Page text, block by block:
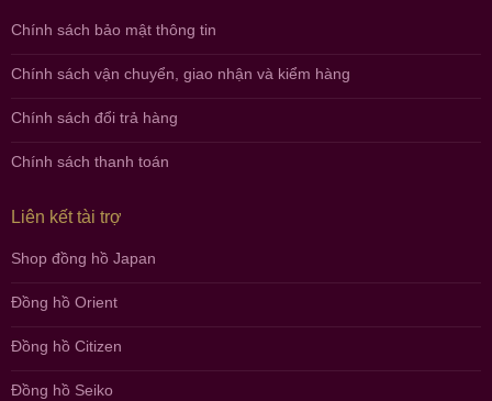
Chính sách bảo mật thông tin
Chính sách vận chuyển, giao nhận và kiểm hàng
Chính sách đổi trả hàng
Chính sách thanh toán
Liên kết tài trợ
Shop đồng hồ Japan
Đồng hồ Orient
Đồng hồ Citizen
Đồng hồ Seiko